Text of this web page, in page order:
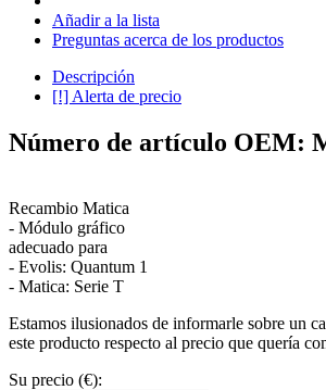
Añadir a la lista
Preguntas acerca de los productos
Descripción
[!] Alerta de precio
Número de artículo OEM:
Recambio Matica
- Módulo gráfico
adecuado para
- Evolis: Quantum 1
- Matica: Serie T
Estamos ilusionados de informarle sobre un
este producto respecto al precio que quería
Su precio (€):